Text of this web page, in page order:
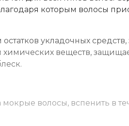
которым волосы
укладочных
веществ,
волосы, вспенить в